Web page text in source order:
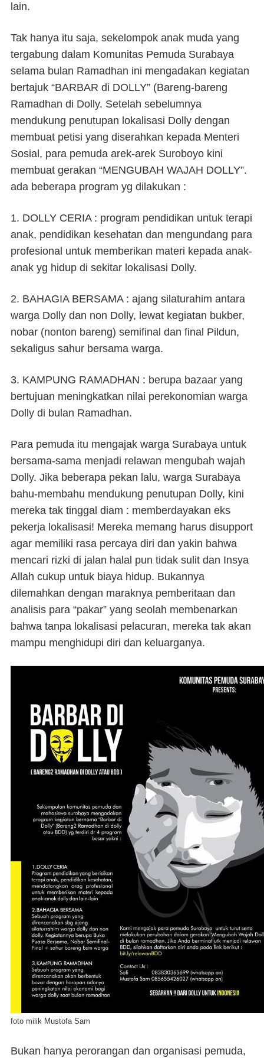
lain.
Tak hanya itu saja, sekelompok anak muda yang
tergabung dalam Komunitas Pemuda Surabaya
selama bulan Ramadhan ini mengadakan kegiatan
bertajuk “BARBAR di DOLLY” (Bareng-bareng
Ramadhan di Dolly. Setelah sebelumnya
mendukung penutupan lokalisasi Dolly dengan
membuat petisi yang diserahkan kepada Menteri
Sosial, para pemuda arek-arek Suroboyo kini
membuat gerakan “MENGUBAH WAJAH DOLLY”.
ada beberapa program yg dilakukan :
1. DOLLY CERIA: program pendidikan untuk terapi
anak, pendidikan kesehatan dan mengundang para
profesional untuk memberikan materi kepada anak-
anak yg hidup di sekitar lokalisasi Dolly.
2. BAHAGIA BERSAMA: ajang silaturahim antara
warga Dolly dan non Dolly, lewat kegiatan bukber,
nobar (nonton bareng) semifinal dan final Pildun,
sekaligus sahur bersama warga.
3. KAMPUNG RAMADHAN : berupa bazaar yang
bertujuan meningkatkan nilai perekonomian warga
Dolly di bulan Ramadhan.
Para pemuda itu mengajak warga Surabaya untuk
bersama-sama menjadi relawan mengubah wajah
Dolly. Jika beberapa pekan lalu, warga Surabaya
bahu-membahu mendukung penutupan Dolly, kini
mereka tak tinggal diam : memberdayakan eks
pekerja lokalisasi! Mereka memang harus disupport
agar memiliki rasa percaya diri dan yakin bahwa
mencari rizki di jalan halal pun tidak sulit dan Insya
Allah cukup untuk biaya hidup. Bukannya
dilemahkan dengan maraknya pemberitaan dan
analisis para “pakar” yang seolah membenarkan
bahwa tanpa lokalisasi pelacuran, mereka tak akan
mampu menghidupi diri dan keluarganya.
foto milik Mustofa Sam
Bukan hanya perorangan dan organisasi pemuda,